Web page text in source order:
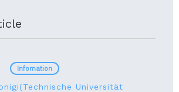
Universität
Infomation